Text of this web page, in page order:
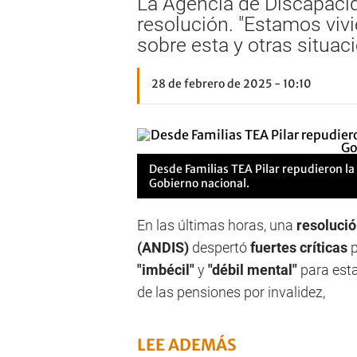
resolución. "Estamos
sobre esta y otras
28 de febrero de 2025 - 10:10
Desde Familias TEA Pilar repudieron
Gobierno nacional.
En las últimas horas, una
(ANDIS) despertófuertes críticas
"imbécil"y"débil mental" para
de las pensiones por invalidez,
LEE ADEMÁS